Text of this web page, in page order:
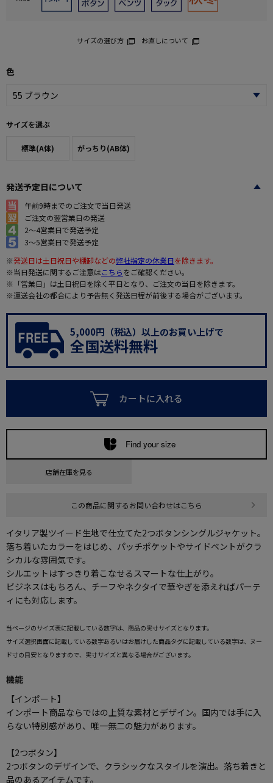
サイズの選び方 お直しについて
色
サイズを選ぶ
標準(A体) がっちり(AB体)
発送予定日について
午前9時までのご注文で当日発送
ご注文の翌営業日の発送
2～4営業日で発送予定
3～5営業日で発送予定
※発送日は土日祝日や棚卸などの弊社指定の休業日を除きます。
※当日発送に関するご注意はこちらをご確認ください。
※「営業日」は土日祝日を除く平日となり、ご注文の当日を除きます。
※運送会社の都合により予告無く発送日程が前後する場合がございます。
5,000円（税込）以上のお買い上げで
全国送料無料
カートに入れる
Find your size
店舗在庫を見る
この商品に関するお問い合わせはこちら
イタリア製ツイード生地で仕立てた2つボタンシングルジャケット。
落ち着いたカラーをはじめ、パッチポケットやサイドベントがクラ
シカルな雰囲気です。
シルエットはすっきり着こなせるスマートな仕上がり。
ビジネスはもちろん、チーフやネクタイで華やぎを添えればパーテ
ィにも対応します。
当ページのサイズ表に記載している数字は、商品の実寸サイズとなります。
サイズ選択画面に記載している数字あるいはお届けした商品タグに記載している数字は、ヌー
ド寸の目安となりますので、実寸サイズと異なる場合がございます。
機能
【インポート】
インポート商品ならではの上質な素材とデザイン。国内では手に入
らない特別感があり、唯一無二の魅力があります。
【2つボタン】
2つボタンのデザインで、クラシックなスタイルを演出。落ち着きと
品のあるアイテムです。